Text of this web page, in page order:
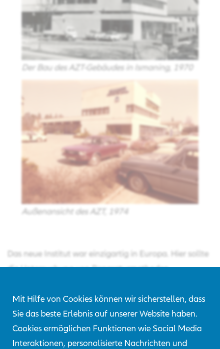
Mit Hilfe von Cookies können wir sicherstellen, dass
Sie das beste Erlebnis auf unserer Website haben.
Cookies ermöglichen Funktionen wie Social Media
Interaktionen, personalisierte Nachrichten und
Der Bau des AZT-Gebäudes in Ismaning, 1970
Außenansicht des AZT, 1974
Das neue Institut war einzigartig in Europa. Hier sollte
die Untersuchung von Reparaturmethoden,
Betriebssicherheit im Blickpunkt stehen. Ziel war unter
anderem, Impulse zur Entwicklung eines
reparaturfreundlichen Autos zu geben. Die Ergebnisse
dieser Arbeiten sollten nicht nur der Allianz